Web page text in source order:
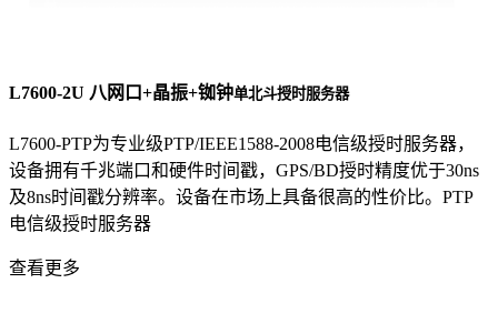
L7600-2U 八网口+晶振+铷钟单北斗授时服务器
L7600-PTP为专业级PTP/IEEE1588-2008电信级授时服务器，
设备拥有千兆端口和硬件时间戳，GPS/BD授时精度优于30ns
及8ns时间戳分辨率。设备在市场上具备很高的性价比。PTP
电信级授时服务器
查看更多